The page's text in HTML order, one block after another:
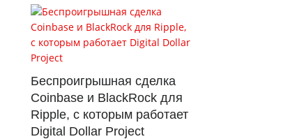
Беспроигрышная сделка
Coinbase и BlackRock для
Ripple, с которым работает
Digital Dollar Project